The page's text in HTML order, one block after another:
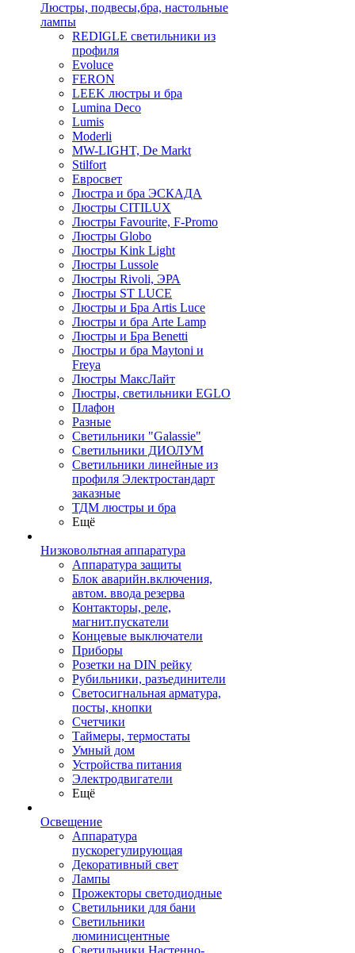
Люстры, подвесы,бра, настольные
лампы
REDIGLE светильники из
профиля
Evoluce
FERON
LEEK люстры и бра
Lumina Deco
Lumis
Moderli
MW-LIGHT, De Markt
Stilfort
Евросвет
Люстра и бра ЭСКАДА
Люстры CITILUX
Люстры Favourite, F-Promo
Люстры Globo
Люстры Kink Light
Люстры Lussole
Люстры Rivoli, ЭРА
Люстры ST LUCE
Люстры и Бра Artis Luce
Люстры и бра Arte Lamp
Люстры и Бра Benetti
Люстры и бра Maytoni и
Freya
Люстры МаксЛайт
Люстры, светильники EGLO
Плафон
Разные
Светильники "Galassie"
Светильники ДИОЛУМ
Светильники линейные из
профиля Электростандарт
заказные
ТДМ люстры и бра
Ещё
Низковольтная аппаратура
Аппаратура защиты
Блок аварийн.включения,
автом. ввода резерва
Контакторы, реле,
магнит.пускатели
Концевые выключатели
Приборы
Розетки на DIN рейку
Рубильники, разъединители
Светосигнальная арматура,
посты, кнопки
Счетчики
Таймеры, термостаты
Умный дом
Устройства питания
Электродвигатели
Ещё
Освещение
Аппаратура
пускорегулирующая
Декоративный свет
Лампы
Прожекторы светодиодные
Светильники для бани
Светильники
люминисцентные